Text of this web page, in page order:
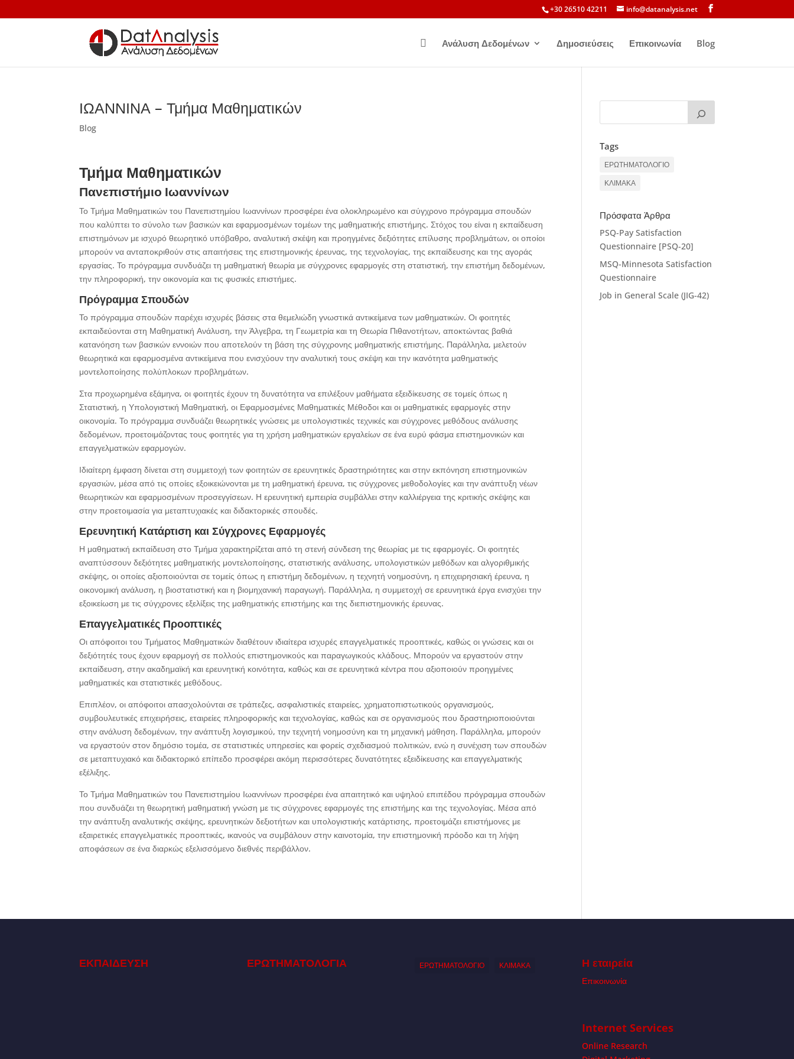
+30 26510 42211 info@datanalysis.net
 Ανάλυση Δεδομένων Δημοσιεύσεις Επικοινωνία Blog
ΙΩΑΝΝΙΝΑ – Τμήμα Μαθηματικών
Blog
Τμήμα Μαθηματικών
Πανεπιστήμιο Ιωαννίνων
Το Τμήμα Μαθηματικών του Πανεπιστημίου Ιωαννίνων προσφέρει ένα ολοκληρωμένο και σύγχρονο πρόγραμμα σπουδών
που καλύπτει το σύνολο των βασικών και εφαρμοσμένων τομέων της μαθηματικής επιστήμης. Στόχος του είναι η εκπαίδευση
επιστημόνων με ισχυρό θεωρητικό υπόβαθρο, αναλυτική σκέψη και προηγμένες δεξιότητες επίλυσης προβλημάτων, οι οποίοι
μπορούν να ανταποκριθούν στις απαιτήσεις της επιστημονικής έρευνας, της τεχνολογίας, της εκπαίδευσης και της αγοράς
εργασίας. Το πρόγραμμα συνδυάζει τη μαθηματική θεωρία με σύγχρονες εφαρμογές στη στατιστική, την επιστήμη δεδομένων,
την πληροφορική, την οικονομία και τις φυσικές επιστήμες.
Πρόγραμμα Σπουδών
Το πρόγραμμα σπουδών παρέχει ισχυρές βάσεις στα θεμελιώδη γνωστικά αντικείμενα των μαθηματικών. Οι φοιτητές
εκπαιδεύονται στη Μαθηματική Ανάλυση, την Άλγεβρα, τη Γεωμετρία και τη Θεωρία Πιθανοτήτων, αποκτώντας βαθιά
κατανόηση των βασικών εννοιών που αποτελούν τη βάση της σύγχρονης μαθηματικής επιστήμης. Παράλληλα, μελετούν
θεωρητικά και εφαρμοσμένα αντικείμενα που ενισχύουν την αναλυτική τους σκέψη και την ικανότητα μαθηματικής
μοντελοποίησης πολύπλοκων προβλημάτων.
Στα προχωρημένα εξάμηνα, οι φοιτητές έχουν τη δυνατότητα να επιλέξουν μαθήματα εξειδίκευσης σε τομείς όπως η
Στατιστική, η Υπολογιστική Μαθηματική, οι Εφαρμοσμένες Μαθηματικές Μέθοδοι και οι μαθηματικές εφαρμογές στην
οικονομία. Το πρόγραμμα συνδυάζει θεωρητικές γνώσεις με υπολογιστικές τεχνικές και σύγχρονες μεθόδους ανάλυσης
δεδομένων, προετοιμάζοντας τους φοιτητές για τη χρήση μαθηματικών εργαλείων σε ένα ευρύ φάσμα επιστημονικών και
επαγγελματικών εφαρμογών.
Ιδιαίτερη έμφαση δίνεται στη συμμετοχή των φοιτητών σε ερευνητικές δραστηριότητες και στην εκπόνηση επιστημονικών
εργασιών, μέσα από τις οποίες εξοικειώνονται με τη μαθηματική έρευνα, τις σύγχρονες μεθοδολογίες και την ανάπτυξη νέων
θεωρητικών και εφαρμοσμένων προσεγγίσεων. Η ερευνητική εμπειρία συμβάλλει στην καλλιέργεια της κριτικής σκέψης και
στην προετοιμασία για μεταπτυχιακές και διδακτορικές σπουδές.
Ερευνητική Κατάρτιση και Σύγχρονες Εφαρμογές
Η μαθηματική εκπαίδευση στο Τμήμα χαρακτηρίζεται από τη στενή σύνδεση της θεωρίας με τις εφαρμογές. Οι φοιτητές
αναπτύσσουν δεξιότητες μαθηματικής μοντελοποίησης, στατιστικής ανάλυσης, υπολογιστικών μεθόδων και αλγοριθμικής
σκέψης, οι οποίες αξιοποιούνται σε τομείς όπως η επιστήμη δεδομένων, η τεχνητή νοημοσύνη, η επιχειρησιακή έρευνα, η
οικονομική ανάλυση, η βιοστατιστική και η βιομηχανική παραγωγή. Παράλληλα, η συμμετοχή σε ερευνητικά έργα ενισχύει την
εξοικείωση με τις σύγχρονες εξελίξεις της μαθηματικής επιστήμης και της διεπιστημονικής έρευνας.
Επαγγελματικές Προοπτικές
Οι απόφοιτοι του Τμήματος Μαθηματικών διαθέτουν ιδιαίτερα ισχυρές επαγγελματικές προοπτικές, καθώς οι γνώσεις και οι
δεξιότητές τους έχουν εφαρμογή σε πολλούς επιστημονικούς και παραγωγικούς κλάδους. Μπορούν να εργαστούν στην
εκπαίδευση, στην ακαδημαϊκή και ερευνητική κοινότητα, καθώς και σε ερευνητικά κέντρα που αξιοποιούν προηγμένες
μαθηματικές και στατιστικές μεθόδους.
Επιπλέον, οι απόφοιτοι απασχολούνται σε τράπεζες, ασφαλιστικές εταιρείες, χρηματοπιστωτικούς οργανισμούς,
συμβουλευτικές επιχειρήσεις, εταιρείες πληροφορικής και τεχνολογίας, καθώς και σε οργανισμούς που δραστηριοποιούνται
στην ανάλυση δεδομένων, την ανάπτυξη λογισμικού, την τεχνητή νοημοσύνη και τη μηχανική μάθηση. Παράλληλα, μπορούν
να εργαστούν στον δημόσιο τομέα, σε στατιστικές υπηρεσίες και φορείς σχεδιασμού πολιτικών, ενώ η συνέχιση των σπουδών
σε μεταπτυχιακό και διδακτορικό επίπεδο προσφέρει ακόμη περισσότερες δυνατότητες εξειδίκευσης και επαγγελματικής
εξέλιξης.
Το Τμήμα Μαθηματικών του Πανεπιστημίου Ιωαννίνων προσφέρει ένα απαιτητικό και υψηλού επιπέδου πρόγραμμα σπουδών
που συνδυάζει τη θεωρητική μαθηματική γνώση με τις σύγχρονες εφαρμογές της επιστήμης και της τεχνολογίας. Μέσα από
την ανάπτυξη αναλυτικής σκέψης, ερευνητικών δεξιοτήτων και υπολογιστικής κατάρτισης, προετοιμάζει επιστήμονες με
εξαιρετικές επαγγελματικές προοπτικές, ικανούς να συμβάλουν στην καινοτομία, την επιστημονική πρόοδο και τη λήψη
αποφάσεων σε ένα διαρκώς εξελισσόμενο διεθνές περιβάλλον.
Tags
ΕΡΩΤΗΜΑΤΟΛΟΓΙΟ
ΚΛΙΜΑΚΑ
Πρόσφατα Άρθρα
PSQ-Pay Satisfaction
Questionnaire [PSQ-20]
MSQ-Minnesota Satisfaction
Questionnaire
Job in General Scale (JIG-42)
ΕΚΠΑΙΔΕΥΣΗ ΕΡΩΤΗΜΑΤΟΛΟΓΙΑ ΕΡΩΤΗΜΑΤΟΛΟΓΙΟ ΚΛΙΜΑΚΑ Η εταιρεία
Επικοινωνία
Internet Services
Online Research